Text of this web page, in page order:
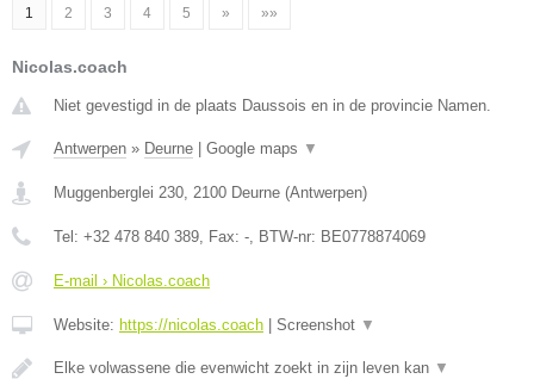
1 2 3 4 5 » »»
Nicolas.coach
Niet gevestigd in de plaats Daussois en in de provincie Namen.
Antwerpen » Deurne Google maps ▼
Muggenberglei 230, 2100 Deurne (Antwerpen)
Tel: +32 478 840 389, Fax: -, BTW-nr: BE0778874069
E-mail › Nicolas.coach
Website: https://nicolas.coach Screenshot ▼
Elke volwassene die evenwicht zoekt in zijn leven kan ▼